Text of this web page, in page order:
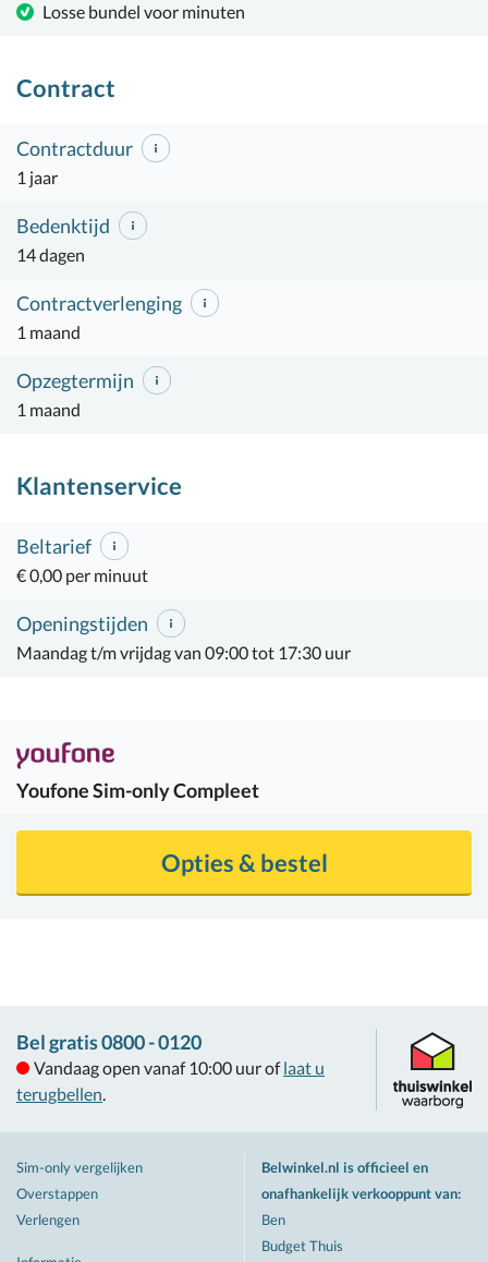
Losse bundel voor minuten
Contract
Contractduur
1 jaar
Bedenktijd
14 dagen
Contractverlenging
1 maand
Opzegtermijn
1 maand
Klantenservice
Beltarief
€ 0,00 per minuut
Openingstijden
Maandag t/m vrijdag van 09:00 tot 17:30 uur
YoufoneSim-only Compleet
Opties & bestel
Bel gratis 0800 - 0120
Vandaag open vanaf 10:00 uur of laat u
terugbellen.
Sim-only vergelijken
Overstappen
Verlengen
Belwinkel.nl is officieel en
onafhankelijk verkooppunt van:
Ben
Budget Thuis